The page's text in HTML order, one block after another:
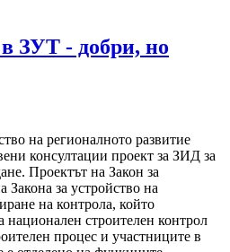
ЗУТ - добри, но
на регионалното развитие
консултации проект за ЗИД за
Проектът на Закон за
за устройство на
на контрола, който
национален строителен контрол
процес и участниците в